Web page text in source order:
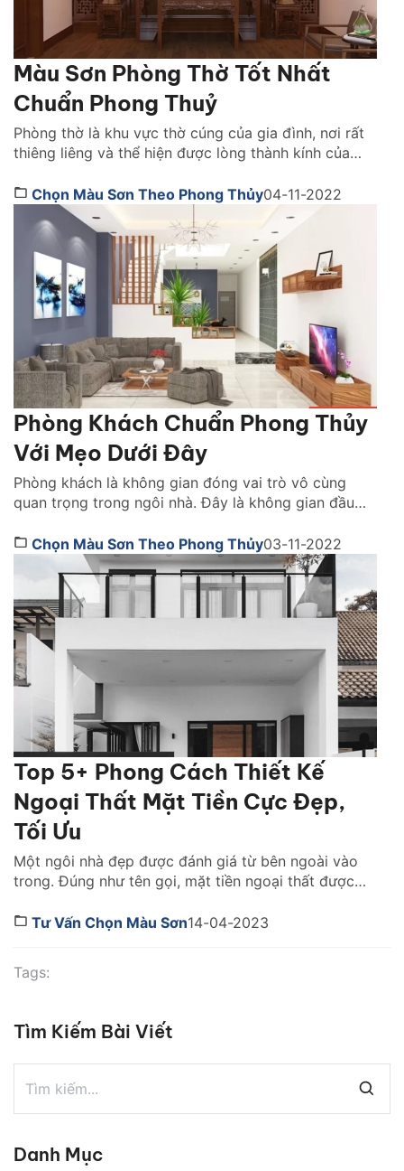
Màu Sơn Phòng Thờ Tốt Nhất
Chuẩn Phong Thuỷ
Phòng thờ là khu vực thờ cúng của gia đình, nơi rất
thiêng liêng và thể hiện được lòng thành kính của
khi thiết kế không gian này, phong thủy là một yếu
tố mà bạn không thể bỏ qua. Vậy, nên chọn […]
Chọn Màu Sơn Theo Phong Thủy04-11-2022
Phòng Khách Chuẩn Phong Thủy
Với Mẹo Dưới Đây
Phòng khách là không gian đóng vai trò vô cùng
quan trọng trong ngôi nhà. Đây là không gian đầu
khó quên cho khách mời. Không chỉ là một không
gian yêu cầu đáp ứng về tính tiện nghi. Phòng khách
cũng mang […]
Chọn Màu Sơn Theo Phong Thủy03-11-2022
Top 5+ Phong Cách Thiết Kế
Ngoại Thất Mặt Tiền Cực Đẹp,
Tối Ưu
Một ngôi nhà đẹp được đánh giá từ bên ngoài vào
trong. Đúng như tên gọi, mặt tiền ngoại thất được
tạo nên giá trị của một ngôi nhà. Việc sở hữu một
Tư Vấn Chọn Màu Sơn14-04-2023
Tags:
Tìm Kiếm Bài Viết
Danh Mục